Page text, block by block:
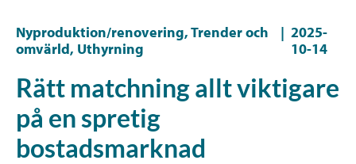
Nyproduktion/renovering, Trender och
omvärld, Uthyrning
| 2025-
10-14
Rätt matchning allt viktigare
på en spretig
bostadsmarknad